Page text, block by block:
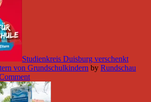
Studienkreis Duisburg verschenkt
von Grundschulkindern by Rundschau